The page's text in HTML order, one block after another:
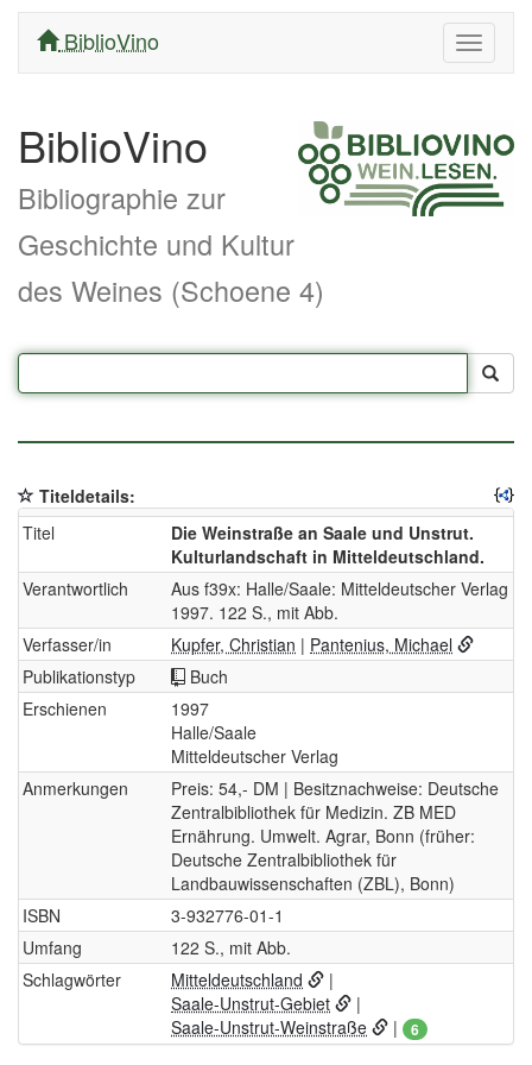
ein/
BiblioVino
BiblioVino
Bibliographie zur
Geschichte und Kultur
des Weines (Schoene 4)
Titeldetails:
Titel
Die Weinstraße an Saale und Unstrut.
Kulturlandschaft in Mitteldeutschland.
Verantwortlich
Aus f39x: Halle/Saale: Mitteldeutscher Verlag
1997. 122 S., mit Abb.
Verfasser/in
Kupfer, Christian | Pantenius, Michael
Publikationstyp
Buch
Erschienen
1997
Halle/Saale
Mitteldeutscher Verlag
Anmerkungen
Preis: 54,- DM | Besitznachweise: Deutsche
Zentralbibliothek für Medizin. ZB MED
Ernährung. Umwelt. Agrar, Bonn (früher:
Deutsche Zentralbibliothek für
Landbauwissenschaften (ZBL), Bonn)
ISBN
3-932776-01-1
Umfang
122 S., mit Abb.
Schlagwörter
Mitteldeutschland
|
Saale-Unstrut-Gebiet
|
Saale-Unstrut-Weinstraße
| 6